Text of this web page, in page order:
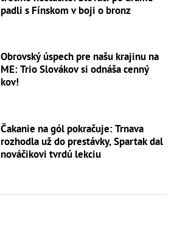
padli s Fínskom v boji o bronz
Obrovský úspech pre našu krajinu na
ME: Trio Slovákov si odnáša cenný
kov!
Čakanie na gól pokračuje: Trnava
rozhodla už do prestávky, Spartak dal
nováčikovi tvrdú lekciu